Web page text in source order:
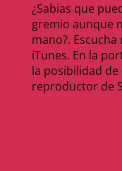
¿Sabias que
gremio aunque
mano?.
iTunes. En la
la posibilidad de
reproductor de